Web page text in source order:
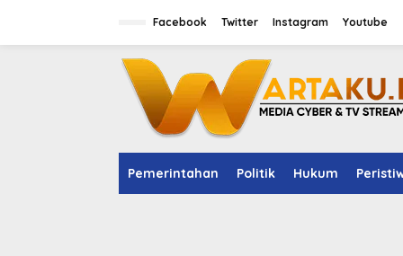
Facebook Twitter Instagram Youtube
Pemerintahan Politik Hukum